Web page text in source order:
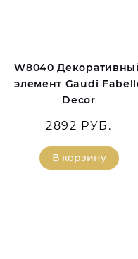
W8040
элемент Gaudi
Decor
2892 РУБ.
В корзину